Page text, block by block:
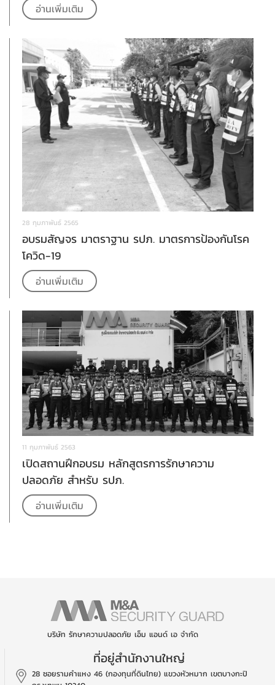
อ่านเพิ่มเติม
28 กุมภาพันธ์ 2565
อบรมสัญจร มาตราฐาน รปภ. มาตรการป้องกันโรค
โควิด-19
อ่านเพิ่มเติม
11 กุมภาพันธ์ 2563
เปิดสถานฝึกอบรม หลักสูตรการรักษาความ
ปลอดภัย สำหรับ รปภ.
อ่านเพิ่มเติม
บริษัท รักษาความปลอดภัย เอ็ม แอนด์ เอ จำกัด
ที่อยู่สำนักงานใหญ่
28 ซอยรามคำแหง 46 (กองทุนที่ดินไทย) แขวงหัวหมาก เขตบางกะปิ